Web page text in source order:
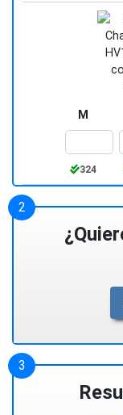
M
324